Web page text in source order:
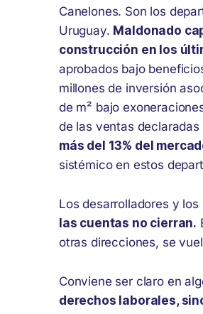
Canelones. Son los
Uruguay. Maldonado
construcción en los
aprobados bajo
millones de inversión
de m² bajo
de las ventas
más del 13% del
sistémico en estos
Los desarrolladores y
las cuentas no cierran.
otras direcciones, se
Conviene ser claro en
derechos laborales,